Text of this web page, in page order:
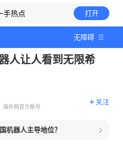
手热点 打开
无障碍
人让人看到无限希
海外网官方账号
关注
机器人主导地位？